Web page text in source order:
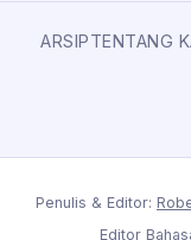
ARSIPTENTANG
Penulis & Editor:
Editor